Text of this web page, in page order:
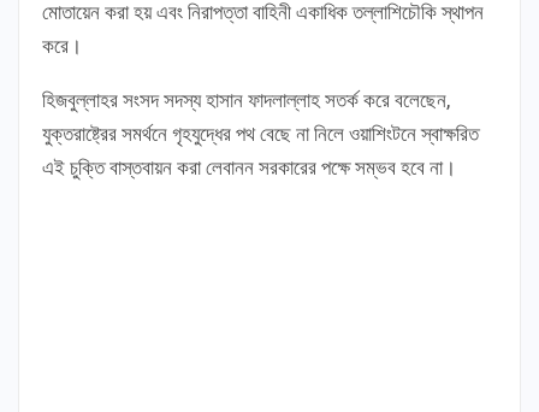
মোতায়েন করা হয় এবং নিরাপত্তা বাহিনী একাধিক তল্লাশিচৌকি স্থাপন
করে।
হিজবুল্লাহর সংসদ সদস্য হাসান ফাদলাল্লাহ সতর্ক করে বলেছেন,
যুক্তরাষ্ট্রের সমর্থনে গৃহযুদ্ধের পথ বেছে না নিলে ওয়াশিংটনে স্বাক্ষরিত
এই চুক্তি বাস্তবায়ন করা লেবানন সরকারের পক্ষে সম্ভব হবে না।